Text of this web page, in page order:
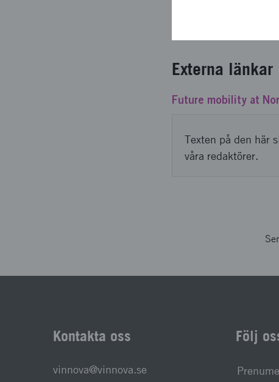
Externa länkar
Future mobility at
Texten på den här
våra redaktörer.
Kontakta oss
vinnova@vinnova.se
Följ